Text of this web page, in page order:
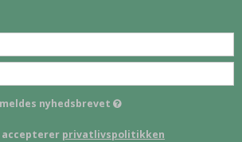
nyhedsbrevet
privatlivspolitikken